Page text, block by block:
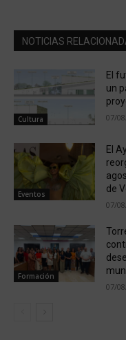
NOTICIAS
Cultura
El
un
07/
Eventos
El
de
07/
Formación
07/